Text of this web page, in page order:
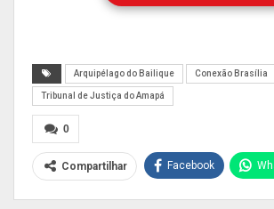
oferecidos pela Jornada Fluvial do
registrou mais de 200
região.(ACESSE AQUI A GALERIA
Arquipélago do Bailique Conexão Brasília
Tribunal de Justiça do Amapá
0
Compartilhar Facebook